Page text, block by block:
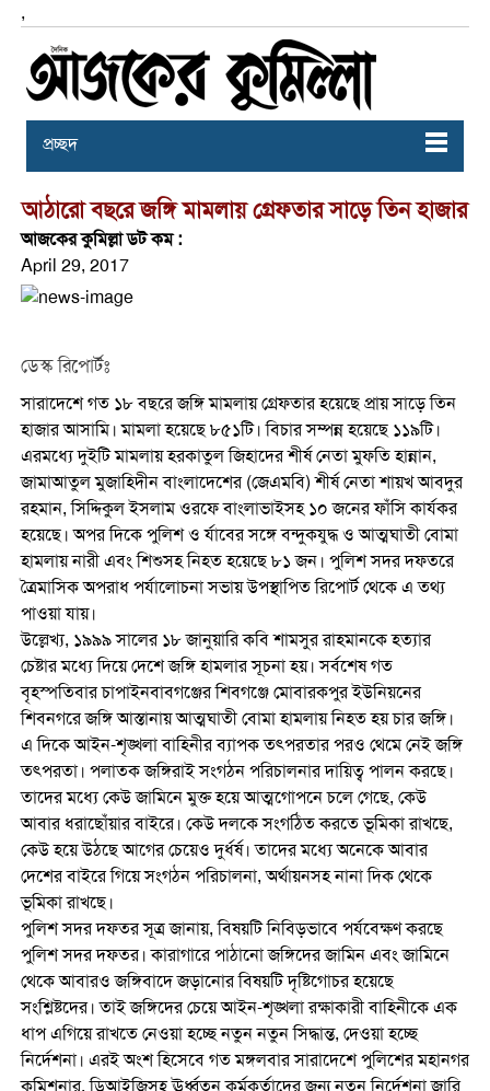
,
প্রচ্ছদ
আঠারো বছরে জঙ্গি মামলায় গ্রেফতার সাড়ে তিন হাজার
আজকের কুমিল্লা ডট কম :
April 29, 2017
ডেস্ক রিপোর্টঃ
সারাদেশে গত ১৮ বছরে জঙ্গি মামলায় গ্রেফতার হয়েছে প্রায় সাড়ে তিন
হাজার আসামি। মামলা হয়েছে ৮৫১টি। বিচার সম্পন্ন হয়েছে ১১৯টি।
এরমধ্যে দুইটি মামলায় হরকাতুল জিহাদের শীর্ষ নেতা মুফতি হান্নান,
জামাআতুল মুজাহিদীন বাংলাদেশের (জেএমবি) শীর্ষ নেতা শায়খ আবদুর
রহমান, সিদ্দিকুল ইসলাম ওরফে বাংলাভাইসহ ১০ জনের ফাঁসি কার্যকর
হয়েছে। অপর দিকে পুলিশ ও র্যাবের সঙ্গে বন্দুকযুদ্ধ ও আত্মঘাতী বোমা
হামলায় নারী এবং শিশুসহ নিহত হয়েছে ৮১ জন। পুলিশ সদর দফতরে
ত্রৈমাসিক অপরাধ পর্যালোচনা সভায় উপস্থাপিত রিপোর্ট থেকে এ তথ্য
পাওয়া যায়।
উল্লেখ্য, ১৯৯৯ সালের ১৮ জানুয়ারি কবি শামসুর রাহমানকে হত্যার
চেষ্টার মধ্যে দিয়ে দেশে জঙ্গি হামলার সূচনা হয়। সর্বশেষ গত
বৃহস্পতিবার চাপাইনবাবগঞ্জের শিবগঞ্জে মোবারকপুর ইউনিয়নের
শিবনগরে জঙ্গি আস্তানায় আত্মঘাতী বোমা হামলায় নিহত হয় চার জঙ্গি।
এ দিকে আইন-শৃঙ্খলা বাহিনীর ব্যাপক তৎপরতার পরও থেমে নেই জঙ্গি
তৎপরতা। পলাতক জঙ্গিরাই সংগঠন পরিচালনার দায়িত্ব পালন করছে।
তাদের মধ্যে কেউ জামিনে মুক্ত হয়ে আত্মগোপনে চলে গেছে, কেউ
আবার ধরাছোঁয়ার বাইরে। কেউ দলকে সংগঠিত করতে ভূমিকা রাখছে,
কেউ হয়ে উঠছে আগের চেয়েও দুর্ধর্ষ। তাদের মধ্যে অনেকে আবার
দেশের বাইরে গিয়ে সংগঠন পরিচালনা, অর্থায়নসহ নানা দিক থেকে
ভূমিকা রাখছে।
পুলিশ সদর দফতর সূত্র জানায়, বিষয়টি নিবিড়ভাবে পর্যবেক্ষণ করছে
পুলিশ সদর দফতর। কারাগারে পাঠানো জঙ্গিদের জামিন এবং জামিনে
থেকে আবারও জঙ্গিবাদে জড়ানোর বিষয়টি দৃষ্টিগোচর হয়েছে
সংশ্লিষ্টদের। তাই জঙ্গিদের চেয়ে আইন-শৃঙ্খলা রক্ষাকারী বাহিনীকে এক
ধাপ এগিয়ে রাখতে নেওয়া হচ্ছে নতুন নতুন সিদ্ধান্ত, দেওয়া হচ্ছে
নির্দেশনা। এরই অংশ হিসেবে গত মঙ্গলবার সারাদেশে পুলিশের মহানগর
কমিশনার, ডিআইজিসহ ঊর্ধ্বতন কর্মকর্তাদের জন্য নতুন নির্দেশনা জারি